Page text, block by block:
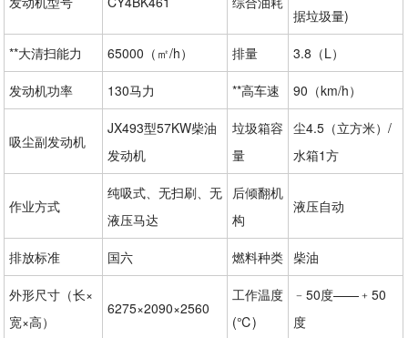
据垃圾量)
**大清扫能力 65000（㎡/h） 排量 3.8（L）
发动机功率 130马力 **高车速 90（km/h）
吸尘副发动机
JX493型57KW柴油
发动机
垃圾箱容
量
尘4.5（立方米）/
水箱1方
作业方式
纯吸式、无扫刷、无
液压马达
后倾翻机
构
液压自动
排放标准 国六 燃料种类 柴油
外形尺寸（长×
宽×高）
6275×2090×2560
工作温度
(℃)
﹣50度——﹢50
度